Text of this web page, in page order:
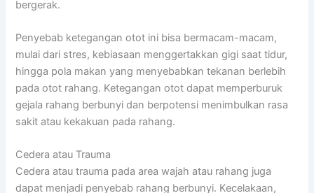
bergerak.
Penyebab ketegangan otot ini bisa bermacam-macam,
mulai dari stres, kebiasaan menggertakkan gigi saat tidur,
hingga pola makan yang menyebabkan tekanan berlebih
pada otot rahang. Ketegangan otot dapat memperburuk
gejala rahang berbunyi dan berpotensi menimbulkan rasa
sakit atau kekakuan pada rahang.
Cedera atau Trauma
Cedera atau trauma pada area wajah atau rahang juga
dapat menjadi penyebab rahang berbunyi. Kecelakaan,